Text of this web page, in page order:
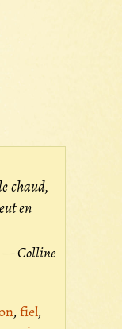
chaud,
en
— Colline
fiel